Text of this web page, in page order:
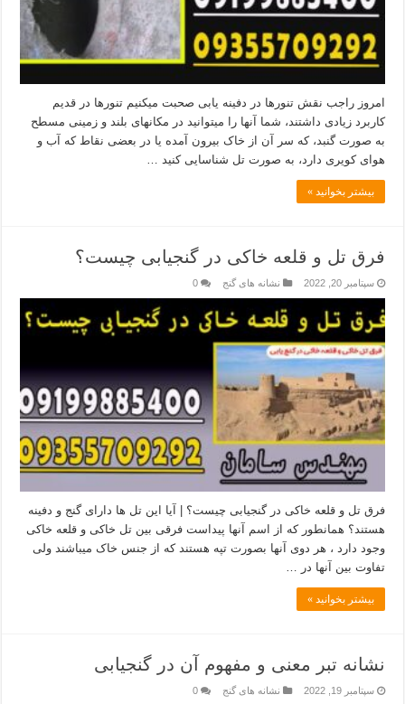
امروز راجب نقش تنورها در دفینه یابی صحبت میکنیم تنورها در قدیم
کاربرد زیادی داشتند، شما آنها را میتوانید در مکانهای بلند و زمینی مسطح
به صورت گنبد، که سر آن از خاک بیرون آمده یا در بعضی نقاط که آب و
هوای کویری دارد، به صورت تل شناسایی کنید …
بیشتر بخوانید »
فرق تل و قلعه خاکی در گنجیابی چیست؟
سپتامبر 20, 2022 نشانه های گنج 0
فرق تل و قلعه خاکی در گنجیابی چیست؟ | آیا این تل ها دارای گنج و دفینه
هستند؟ همانطور که از اسم آنها پیداست فرقی بین تل خاکی و قلعه خاکی
وجود دارد ، هر دوی آنها بصورت تپه هستند که از جنس خاک میباشند ولی
تفاوت بین آنها در …
بیشتر بخوانید »
نشانه تبر معنی و مفهوم آن در گنجیابی
سپتامبر 19, 2022 نشانه های گنج 0